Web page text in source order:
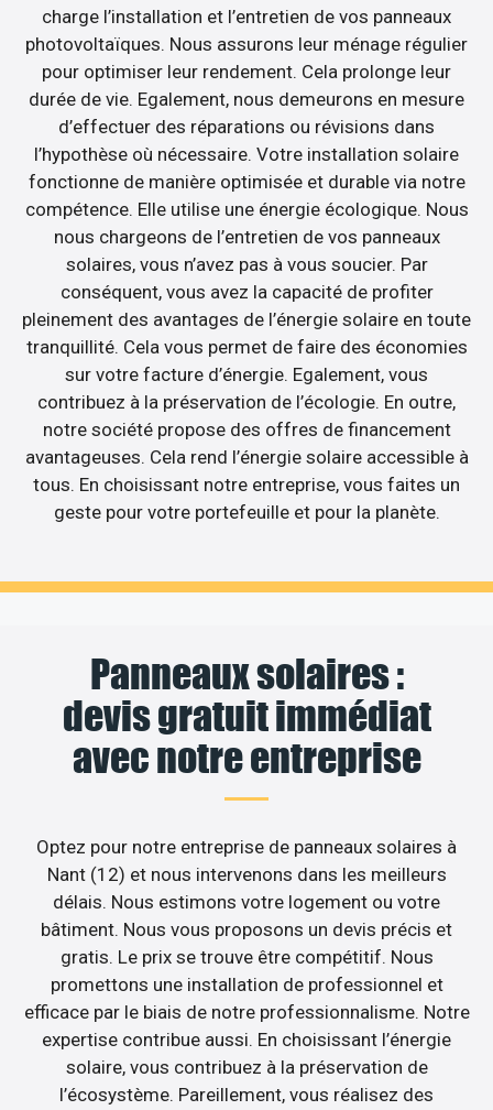
charge l’installation et l’entretien de vos panneaux
photovoltaïques. Nous assurons leur ménage régulier
pour optimiser leur rendement. Cela prolonge leur
durée de vie. Egalement, nous demeurons en mesure
d’effectuer des réparations ou révisions dans
l’hypothèse où nécessaire. Votre installation solaire
fonctionne de manière optimisée et durable via notre
compétence. Elle utilise une énergie écologique. Nous
nous chargeons de l’entretien de vos panneaux
solaires, vous n’avez pas à vous soucier. Par
conséquent, vous avez la capacité de profiter
pleinement des avantages de l’énergie solaire en toute
tranquillité. Cela vous permet de faire des économies
sur votre facture d’énergie. Egalement, vous
contribuez à la préservation de l’écologie. En outre,
notre société propose des offres de financement
avantageuses. Cela rend l’énergie solaire accessible à
tous. En choisissant notre entreprise, vous faites un
geste pour votre portefeuille et pour la planète.
Panneaux solaires :
devis gratuit immédiat
avec notre entreprise
Optez pour notre entreprise de panneaux solaires à
Nant (12) et nous intervenons dans les meilleurs
délais. Nous estimons votre logement ou votre
bâtiment. Nous vous proposons un devis précis et
gratis. Le prix se trouve être compétitif. Nous
promettons une installation de professionnel et
efficace par le biais de notre professionnalisme. Notre
expertise contribue aussi. En choisissant l’énergie
solaire, vous contribuez à la préservation de
l’écosystème. Pareillement, vous réalisez des